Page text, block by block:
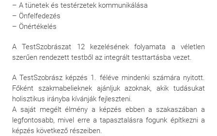
– A tünetek és testérzetek kommunikálása
– Önfelfedezés
– Önértékelés
A TestSzobrászat 12 kezelésének folyamata a véletlen
szerűen rendezett testből az integrált testtartásba vezet.
A TestSzobrász képzés 1. féléve mindenki számára nyitott.
Főként szakmabelieknek ajánljuk azoknak, akik tudásukat
holisztikus irányba kívánják fejleszteni.
A saját megélt élmény a képzés ebben a szakaszában a
legfontosabb, mivel erre a tapasztalásra fogunk építkezni a
képzés következő részeiben.